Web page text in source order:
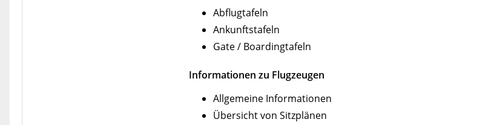
Abflugtafeln
Ankunftstafeln
Gate / Boardingtafeln
Informationen zu Flugzeugen
Allgemeine Informationen
Übersicht von Sitzplänen